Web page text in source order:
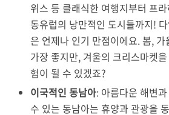
위스 등 클래식한 여행지부터 프
동유럽의 낭만적인 도시들까지!
은 언제나 인기 만점이에요. 봄,
가장 좋지만, 겨울의 크리스마켓
험이 될 수 있겠죠?
이국적인 동남아: 아름다운 해변
수 있는 동남아는 휴양과 관광을